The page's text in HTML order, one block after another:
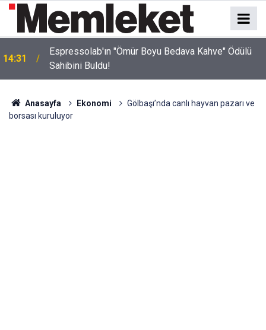
14:31
Espressolab'ın "Ömür Boyu Bedava Kahve" Ödülü
Sahibini Buldu!
Anasayfa Ekonomi
Gölbaşı’nda canlı hayvan pazarı ve
borsası kuruluyor